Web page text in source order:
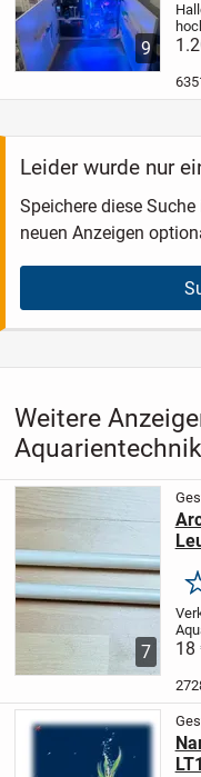
9
Leider wurde nur
Speichere diese
neuen Anzeigen
Weitere
Aquarientechnik
7
T5
18